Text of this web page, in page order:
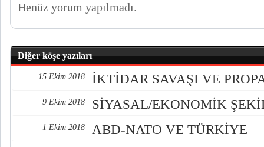
Henüz yorum yapılmadı.
Diğer köşe yazıları
15 Ekim 2018 İKTİDAR SAVAŞI VE
9 Ekim 2018 SİYASAL/EKONOMİK
1 Ekim 2018 ABD-NATO VE TÜRKİYE